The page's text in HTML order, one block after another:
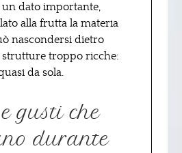
un dato importante,
alla frutta la materia
nascondersi dietro
strutture troppo ricche:
da sola.
gusti che
durante